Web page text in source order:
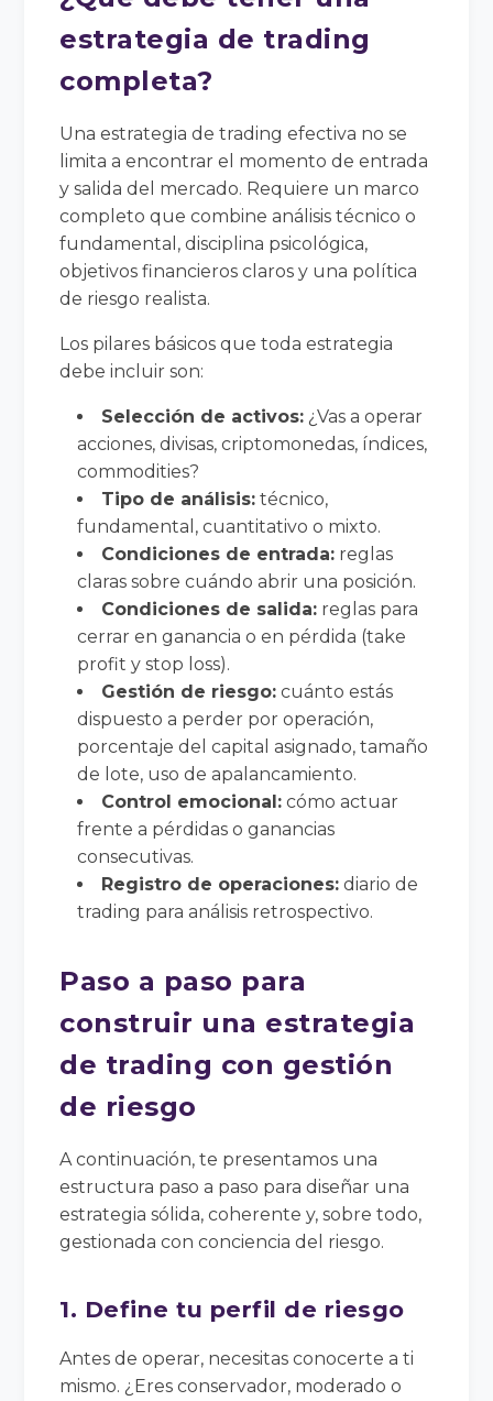
estrategia de trading
completa?
Una estrategia de trading efectiva no se
limita a encontrar el momento de entrada
y salida del mercado. Requiere un marco
completo que combine análisis técnico o
fundamental, disciplina psicológica,
objetivos financieros claros y una política
de riesgo realista.
Los pilares básicos que toda estrategia
debe incluir son:
Selección de activos: ¿Vas a operar
acciones, divisas, criptomonedas, índices,
commodities?
Tipo de análisis: técnico,
fundamental, cuantitativo o mixto.
Condiciones de entrada: reglas
claras sobre cuándo abrir una posición.
Condiciones de salida: reglas para
cerrar en ganancia o en pérdida (take
profit y stop loss).
Gestión de riesgo: cuánto estás
dispuesto a perder por operación,
porcentaje del capital asignado, tamaño
de lote, uso de apalancamiento.
Control emocional: cómo actuar
frente a pérdidas o ganancias
consecutivas.
Registro de operaciones: diario de
trading para análisis retrospectivo.
Paso a paso para
construir una estrategia
de trading con gestión
de riesgo
A continuación, te presentamos una
estructura paso a paso para diseñar una
estrategia sólida, coherente y, sobre todo,
gestionada con conciencia del riesgo.
1. Define tu perfil de riesgo
Antes de operar, necesitas conocerte a ti
mismo. ¿Eres conservador, moderado o